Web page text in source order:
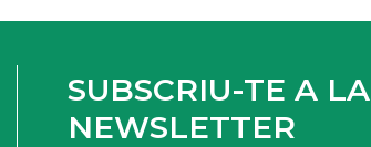
SUBSCRIU-TE A LA
NEWSLETTER